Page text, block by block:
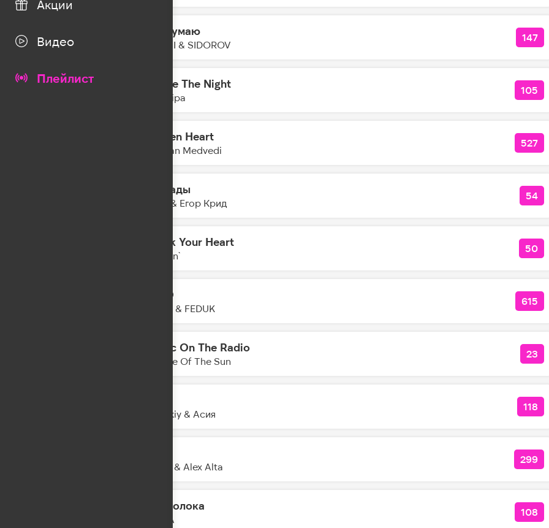
Акции
Видео
Плейлист
12:32 Не Думаю
NANSI & SIDOROV
147
Dance The Night
Dua Lipa
105
Broken Heart
Bogdan Medvedi
527
Шарады
MOT & Егор Крид
54
Break Your Heart
Bormin`
50
LETO
JONY & FEDUK
615
Music On The Radio
Empire Of The Sun
23
Zvonkiy & Асия
118
KDDK & Alex Alta
299
Проволока
PIZZA
108